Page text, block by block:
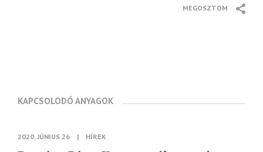
MEGOSZTOM
KAPCSOLODÓ ANYAGOK
2020. JÚNIUS 26 | HÍREK